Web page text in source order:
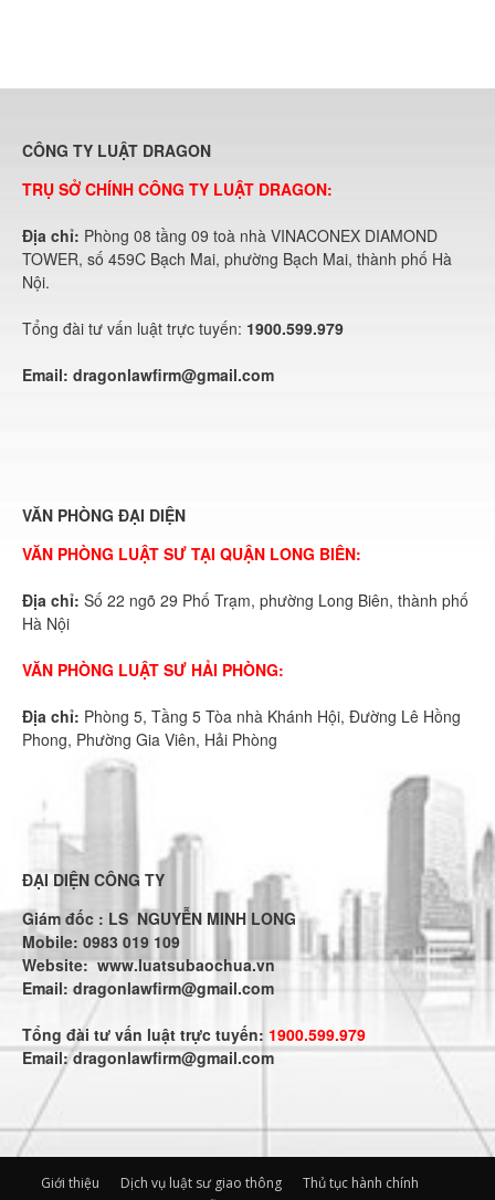
CÔNG TY LUẬT DRAGON
TRỤ SỞ CHÍNH CÔNG TY LUẬT DRAGON:
Địa chỉ: Phòng 08 tầng 09 toà nhà VINACONEX DIAMOND
TOWER, số 459C Bạch Mai, phường Bạch Mai, thành phố Hà
Nội.
Tổng đài tư vấn luật trực tuyến: 1900.599.979
Email: dragonlawfirm@gmail.com
VĂN PHÒNG ĐẠI DIỆN
VĂN PHÒNG LUẬT SƯ TẠI QUẬN LONG BIÊN:
Địa chỉ: Số 22 ngõ 29 Phố Trạm, phường Long Biên, thành phố
Hà Nội
VĂN PHÒNG LUẬT SƯ HẢI PHÒNG:
Địa chỉ: Phòng 5, Tầng 5 Tòa nhà Khánh Hội, Đường Lê Hồng
Phong, Phường Gia Viên, Hải Phòng
ĐẠI DIỆN CÔNG TY
Giám đốc : LS NGUYỄN MINH LONG
Mobile: 0983 019 109
Website:www.luatsubaochua.vn
Email: dragonlawfirm@gmail.com
Tổng đài tư vấn luật trực tuyến: 1900.599.979
Email:dragonlawfirm@gmail.com
Giới thiệu Dịch vụ luật sư giao thông
Thủ tục hành chính